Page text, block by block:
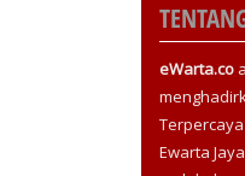
eWarta.co
Ewarta